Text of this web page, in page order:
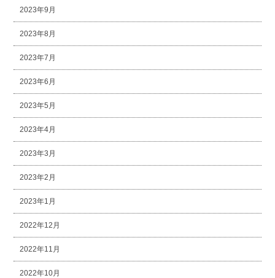
2023年9月
2023年8月
2023年7月
2023年6月
2023年5月
2023年4月
2023年3月
2023年2月
2023年1月
2022年12月
2022年11月
2022年10月